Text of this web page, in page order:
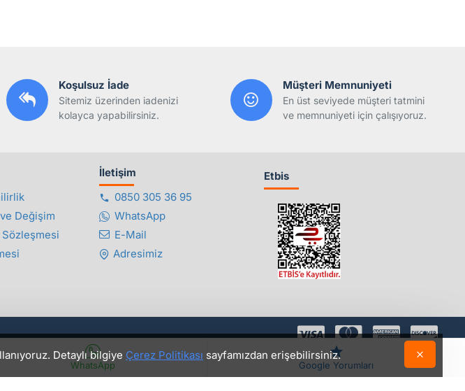
WhatsApp Google Yorumları
Detaylı bilgiye Çerez Politikası sayfamızdan erişebilirsiniz.
Koşulsuz İade
Sitemiz üzerinden iadenizi
kolayca yapabilirsiniz.
Müşteri Memnuniyeti
En üst seviyede müşteri tatmini
ve memnuniyeti için çalışıyoruz.
Değişim
Sözleşmesi
İletişim
0850 305 36 95
WhatsApp
E-Mail
Adresimiz
Etbis
©2018 - 2026 Yedepa.com Tüm Hakları Saklıdır.